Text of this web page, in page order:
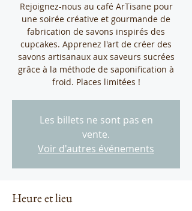
Rejoignez-nous au café ArTisane pour
une soirée créative et gourmande de
fabrication de savons inspirés des
cupcakes. Apprenez l'art de créer des
savons artisanaux aux saveurs sucrées
grâce à la méthode de saponification à
froid. Places limitées !
Les billets ne sont pas en
vente.
Voir d'autres événements
Heure et lieu